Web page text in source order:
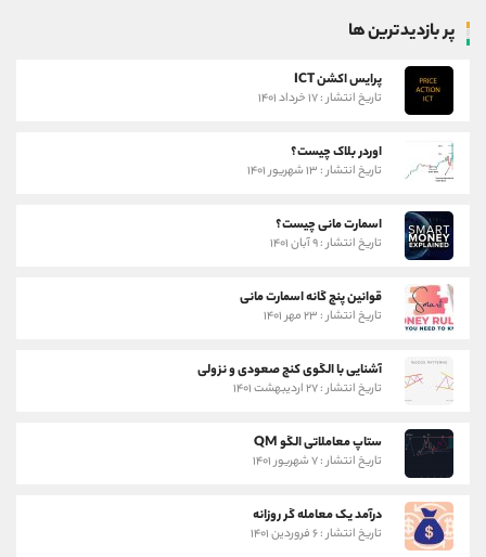
پر بازدیدترین ها
پرایس اکشن ICT
تاریخ انتشار : ۱۷ خرداد ۱۴۰۱
اوردر بلاک چیست؟
تاریخ انتشار : ۱۳ شهریور ۱۴۰۱
اسمارت مانی چیست؟
تاریخ انتشار : ۹ آبان ۱۴۰۱
قوانین پنج گانه اسمارت مانی
تاریخ انتشار : ۲۳ مهر ۱۴۰۱
آشنایی با الگوی کنج صعودی و نزولی
تاریخ انتشار : ۲۷ اردیبهشت ۱۴۰۱
ستاپ معاملاتی الگو QM
تاریخ انتشار : ۷ شهریور ۱۴۰۱
درآمد یک معامله گر روزانه
تاریخ انتشار : ۶ فروردین ۱۴۰۱